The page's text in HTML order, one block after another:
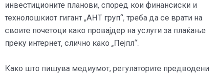
инвестиционите планови, според кои финансиски и
технолошкиот гигант „АНТ груп“, треба да се врати на
своите почетоци како провајдер на услуги за плаќање
преку интернет, слично како „Пејпл“.
Како што пишува медиумот, регулаторите предводени